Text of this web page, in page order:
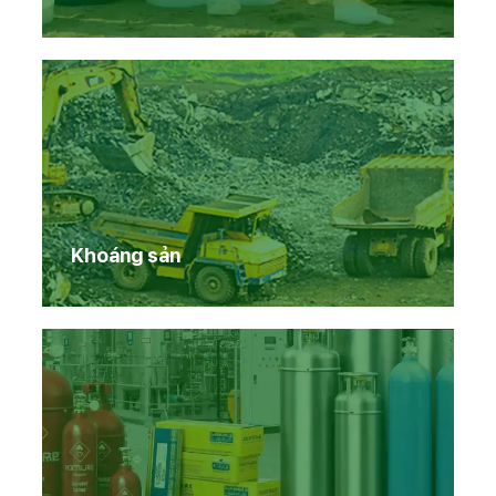
Khoáng sản